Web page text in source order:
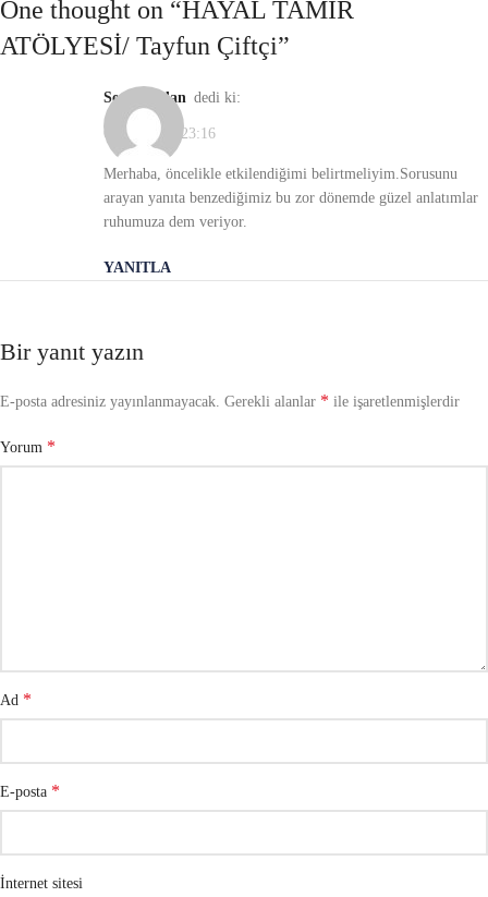
One thought on “HAYAL TAMİR
ATÖLYESİ/ Tayfun Çiftçi”
Sema Arslan dedi ki:
07/11/2021, 23:16
Merhaba, öncelikle etkilendiğimi belirtmeliyim.Sorusunu
arayan yanıta benzediğimiz bu zor dönemde güzel anlatımlar
ruhumuza dem veriyor.
YANITLA
Bir yanıt yazın
E-posta adresiniz yayınlanmayacak. Gerekli alanlar * ile işaretlenmişlerdir
Yorum *
Ad *
E-posta *
İnternet sitesi